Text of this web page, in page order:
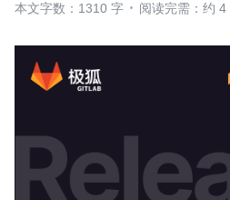
本文字数：1310 字
阅读完需：约 4